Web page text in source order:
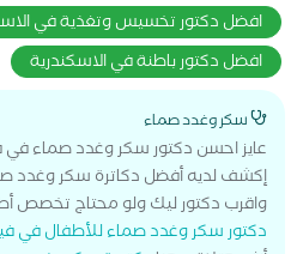
افضل دكتور تخسيس وتغذية في
افضل دكتور باطنة في الاسكندرية
سكر وغدد صماء
عايز احسن دكتور سكر وغدد صماء في
إكشف لديه أفضل دكاترة سكر وغدد
واقرب دكتور ليك ولو محتاج تخصص
دكتور سكر وغدد صماء للأطفال في